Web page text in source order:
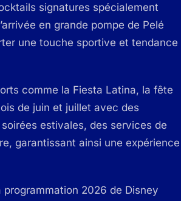
signatures spécialement
en grande pompe de Pelé
une touche sportive et tendance
comme la Fiesta Latina, la fête
de juin et juillet avec des
estivales, des services de
garantissant ainsi une expérience
2026 de Disney